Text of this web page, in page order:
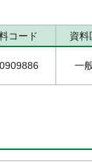
コード 資料
一